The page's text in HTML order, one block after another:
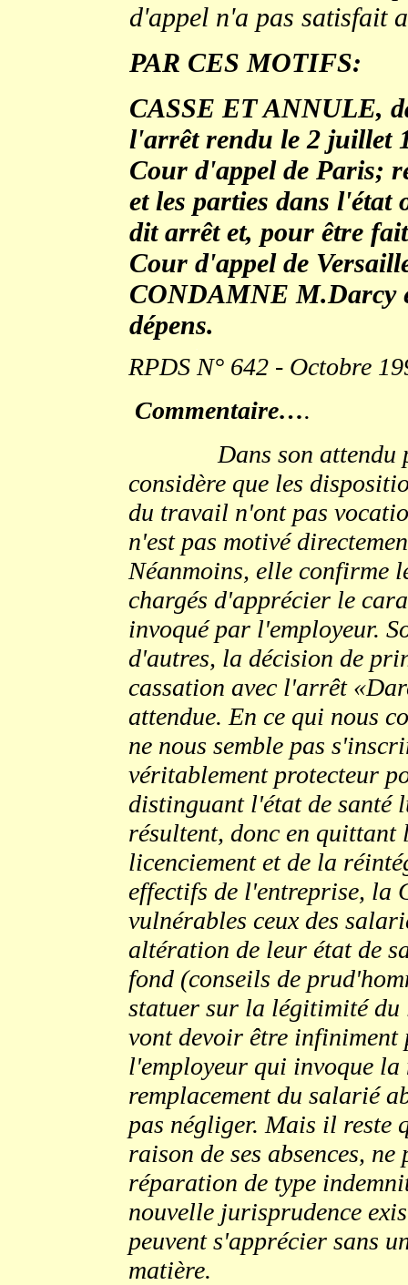
d'appel n'a pas satisfait
PAR CES MOTIFS:
CASSE ET ANNULE,
l'arrêt rendu le 2 juillet
Cour d'appel de Paris;
et les parties dans l'état
dit arrêt et, pour être
Cour d'appel de
CONDAMNE M.Darcy
dépens.
.
RPDS N° 642 - Octobre
Commentaire….
Dans son
considère que les
du travail n'ont pas
n'est pas motivé
Néanmoins, elle confirme
chargés d'apprécier le
invoqué par l'employeur.
d'autres, la décision de
cassation avec l'arrêt
attendue. En ce qui nous
ne nous semble pas
véritablement protecteur
distinguant l'état de santé
résultent, donc en
licenciement et de la
effectifs de l'entreprise, la
vulnérables ceux des
altération de leur état de
fond (conseils de
statuer sur la légitimité du
vont devoir être infiniment
l'employeur qui invoque la
remplacement du salarié
pas négliger. Mais il reste
raison de ses absences,
réparation de type
nouvelle jurisprudence
peuvent s'apprécier sans
matière.